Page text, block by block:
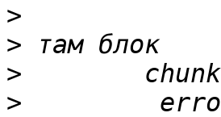
>
>
>
>